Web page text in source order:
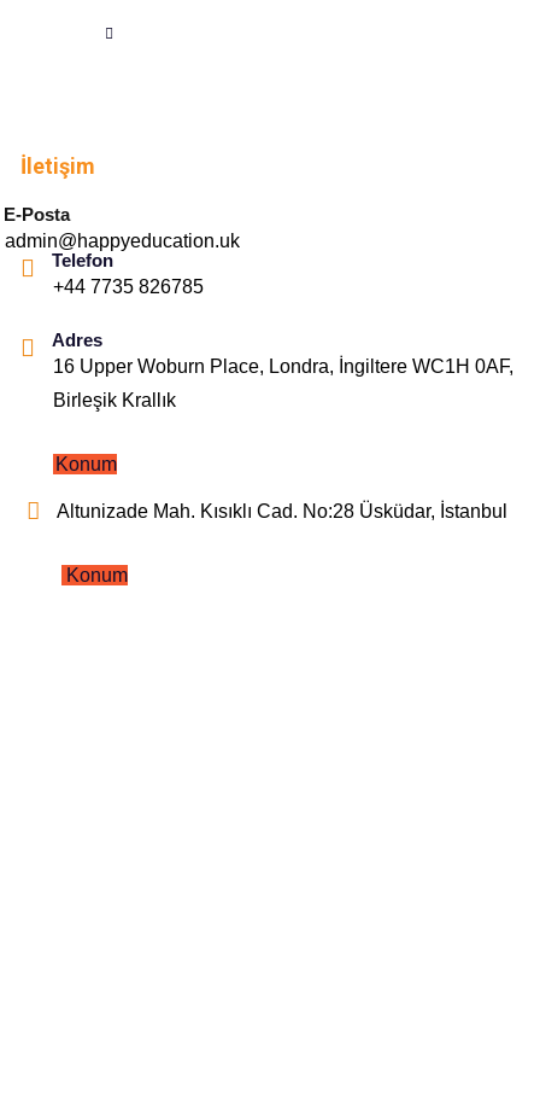
İletişim
E-Posta
admin@happyeducation.uk
Telefon
+44 7735 826785
Adres
16 Upper Woburn Place, Londra, İngiltere WC1H 0AF,
Birleşik Krallık
Konum
Altunizade Mah. Kısıklı Cad. No:28 Üsküdar, İstanbul
Konum